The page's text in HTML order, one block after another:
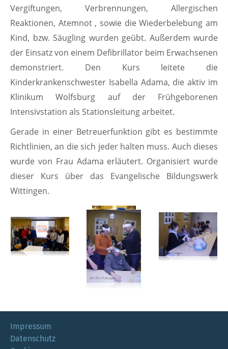
Vergiftungen, Verbrennungen, Allergischen
Reaktionen, Atemnot , sowie die Wiederbelebung am
Kind, bzw. Säugling wurden geübt. Außerdem wurde
der Einsatz von einem Defibrillator beim Erwachsenen
demonstriert. Den Kurs leitete die
Kinderkrankenschwester Isabella Adama, die aktiv im
Klinikum Wolfsburg auf der Frühgeborenen
Intensivstation als Stationsleitung arbeitet.
Gerade in einer Betreuerfunktion gibt es bestimmte
Richtlinien, an die sich jeder halten muss. Auch dieses
wurde von Frau Adama erläutert. Organisiert wurde
dieser Kurs über das Evangelische Bildungswerk
Wittingen.
Impressum
Datenschutz